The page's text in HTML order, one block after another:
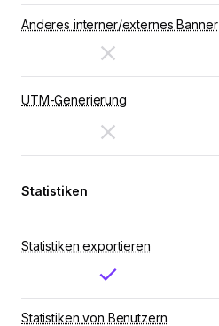
Anderes interner/externes Banner
UTM-Generierung
Statistiken
Statistiken exportieren
Statistiken von Benutzern